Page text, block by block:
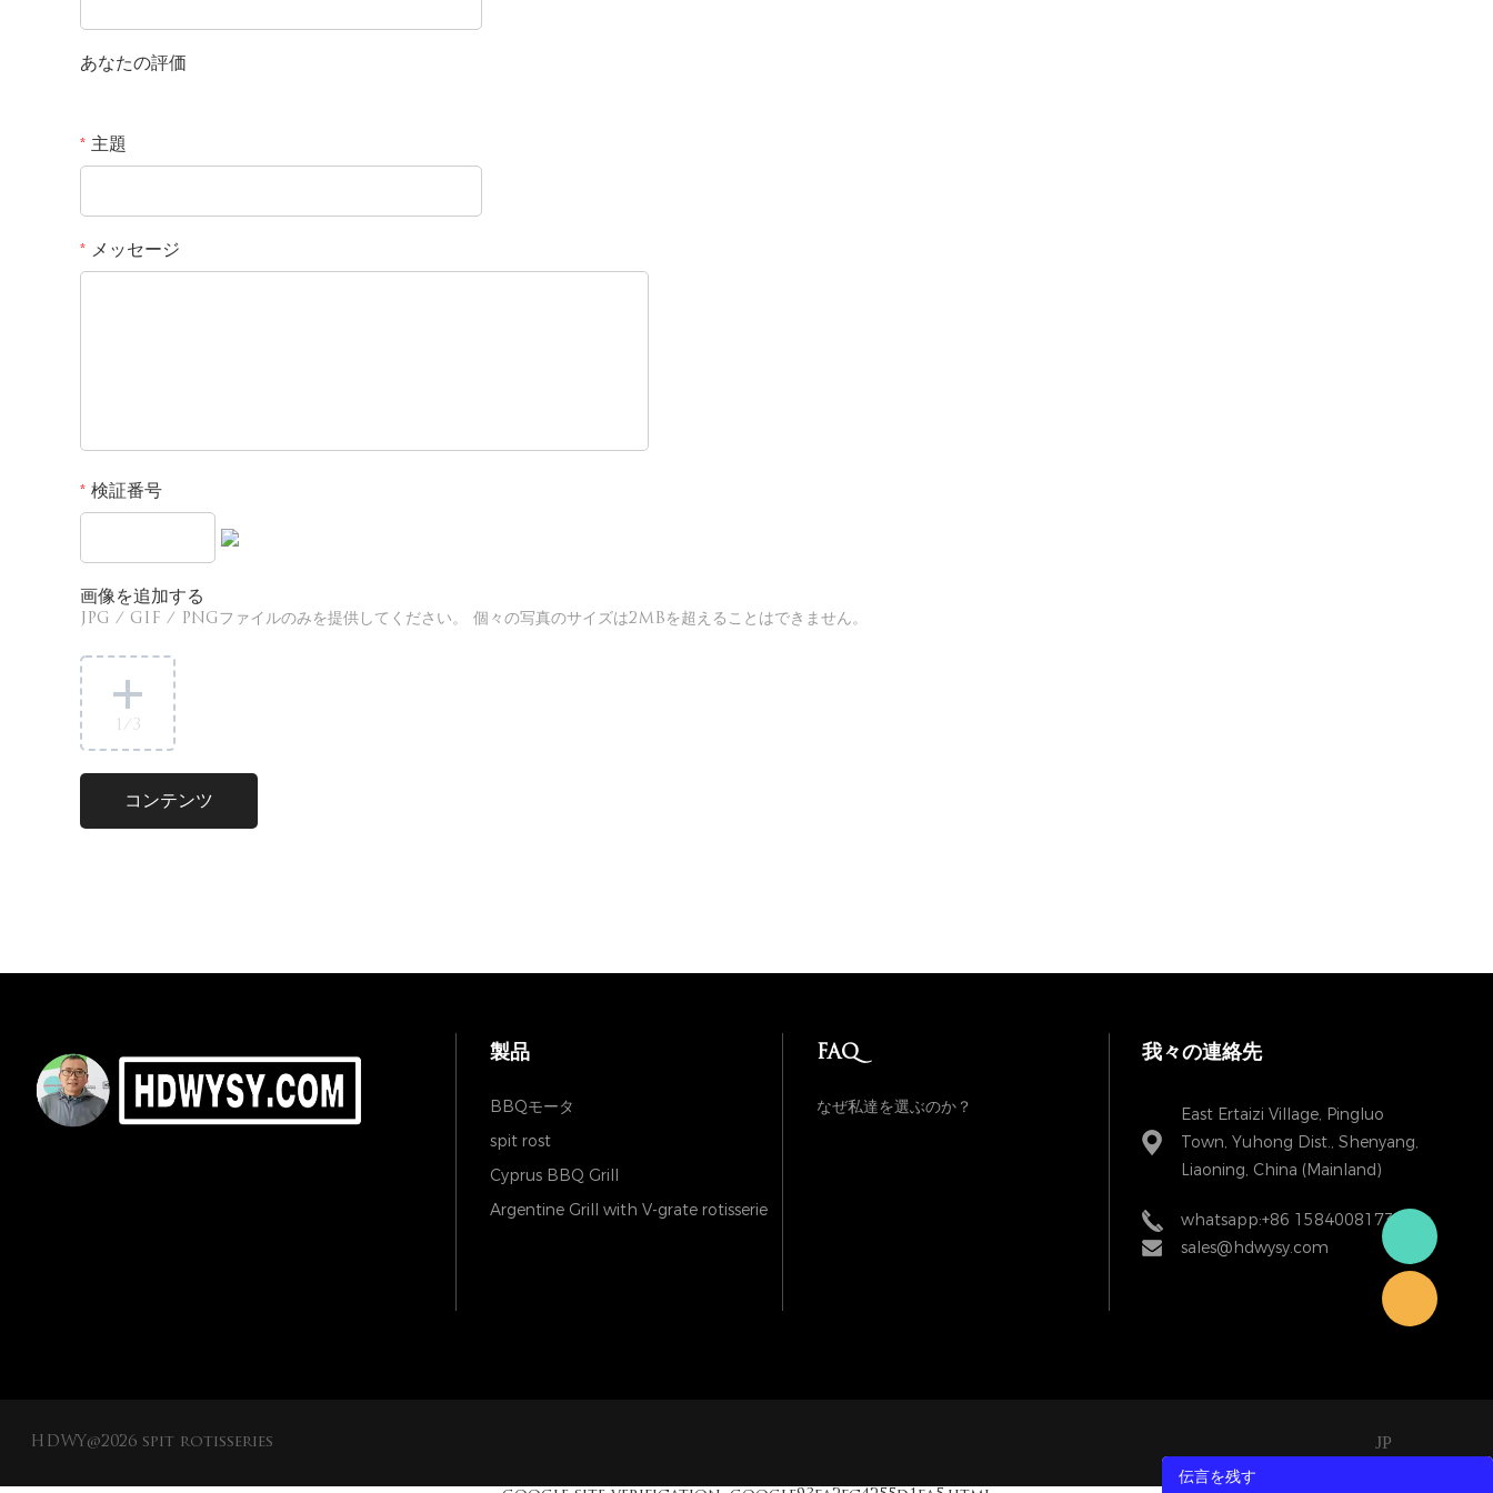
あなたの評価
* 主題
* メッセージ
* 検証番号
画像を追加する
JPG / GIF / PNGファイルのみを提供してください。 個々の写真のサイズは2MBを超えることはできません。
1 /3
製品
BBQモータ
spit rost
Cyprus BBQ Grill
Argentine Grill with V-grate rotisserie
FAQ
なぜ私達を選ぶのか？
我々の連絡先
East Ertaizi Village, Pingluo
Town, Yuhong Dist., Shenyang,
Liaoning, China (Mainland)
whatsapp:+86 15840081738
sales@hdwysy.com
HDWY@2026 spit rotisseries JP
伝言を残す